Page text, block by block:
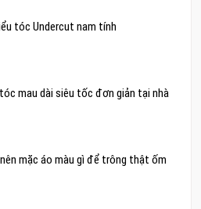
tóc Undercut nam tính
mau dài siêu tốc đơn giản tại nhà
mặc áo màu gì để trông thật ốm